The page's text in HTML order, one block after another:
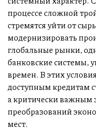
процессе сложной
стремятся уйти от
модернизировать
глобальные рынки,
банковские системы,
времен. В этих
доступным кредитам
а критически важным
преобразований
мест.